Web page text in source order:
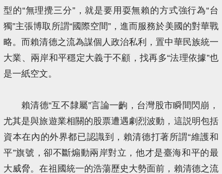
型的“無理攪三分”，就是要用耍無賴的方式強行為“台
獨”主張博取所謂“國際空間”，進而服務於美國的對華戰
略。而賴清德之流為謀個人政治私利，置中華民族統一
大業、兩岸和平穩定大義于不顧，找再多“法理依據”也
是一紙空文。
賴清德“互不隸屬”言論一齣，台灣股市瞬間閃崩，
尤其是與旅遊業相關的股票遭遇劇烈波動，這説明包括
資本在內的外界都已認識到，賴清德打著所謂“維護和
平”旗號，卻不斷煽動兩岸對立，他才是臺海和平的最
大威脅。在祖國統一的浩蕩歷史大勢面前，賴清德之流